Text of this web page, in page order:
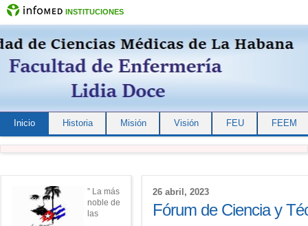
INSTITUCIONES
Inicio Historia Misión Visión FEU FEEM
26 abril, 2023
Fórum de Ciencia y
” La más
noble de
las